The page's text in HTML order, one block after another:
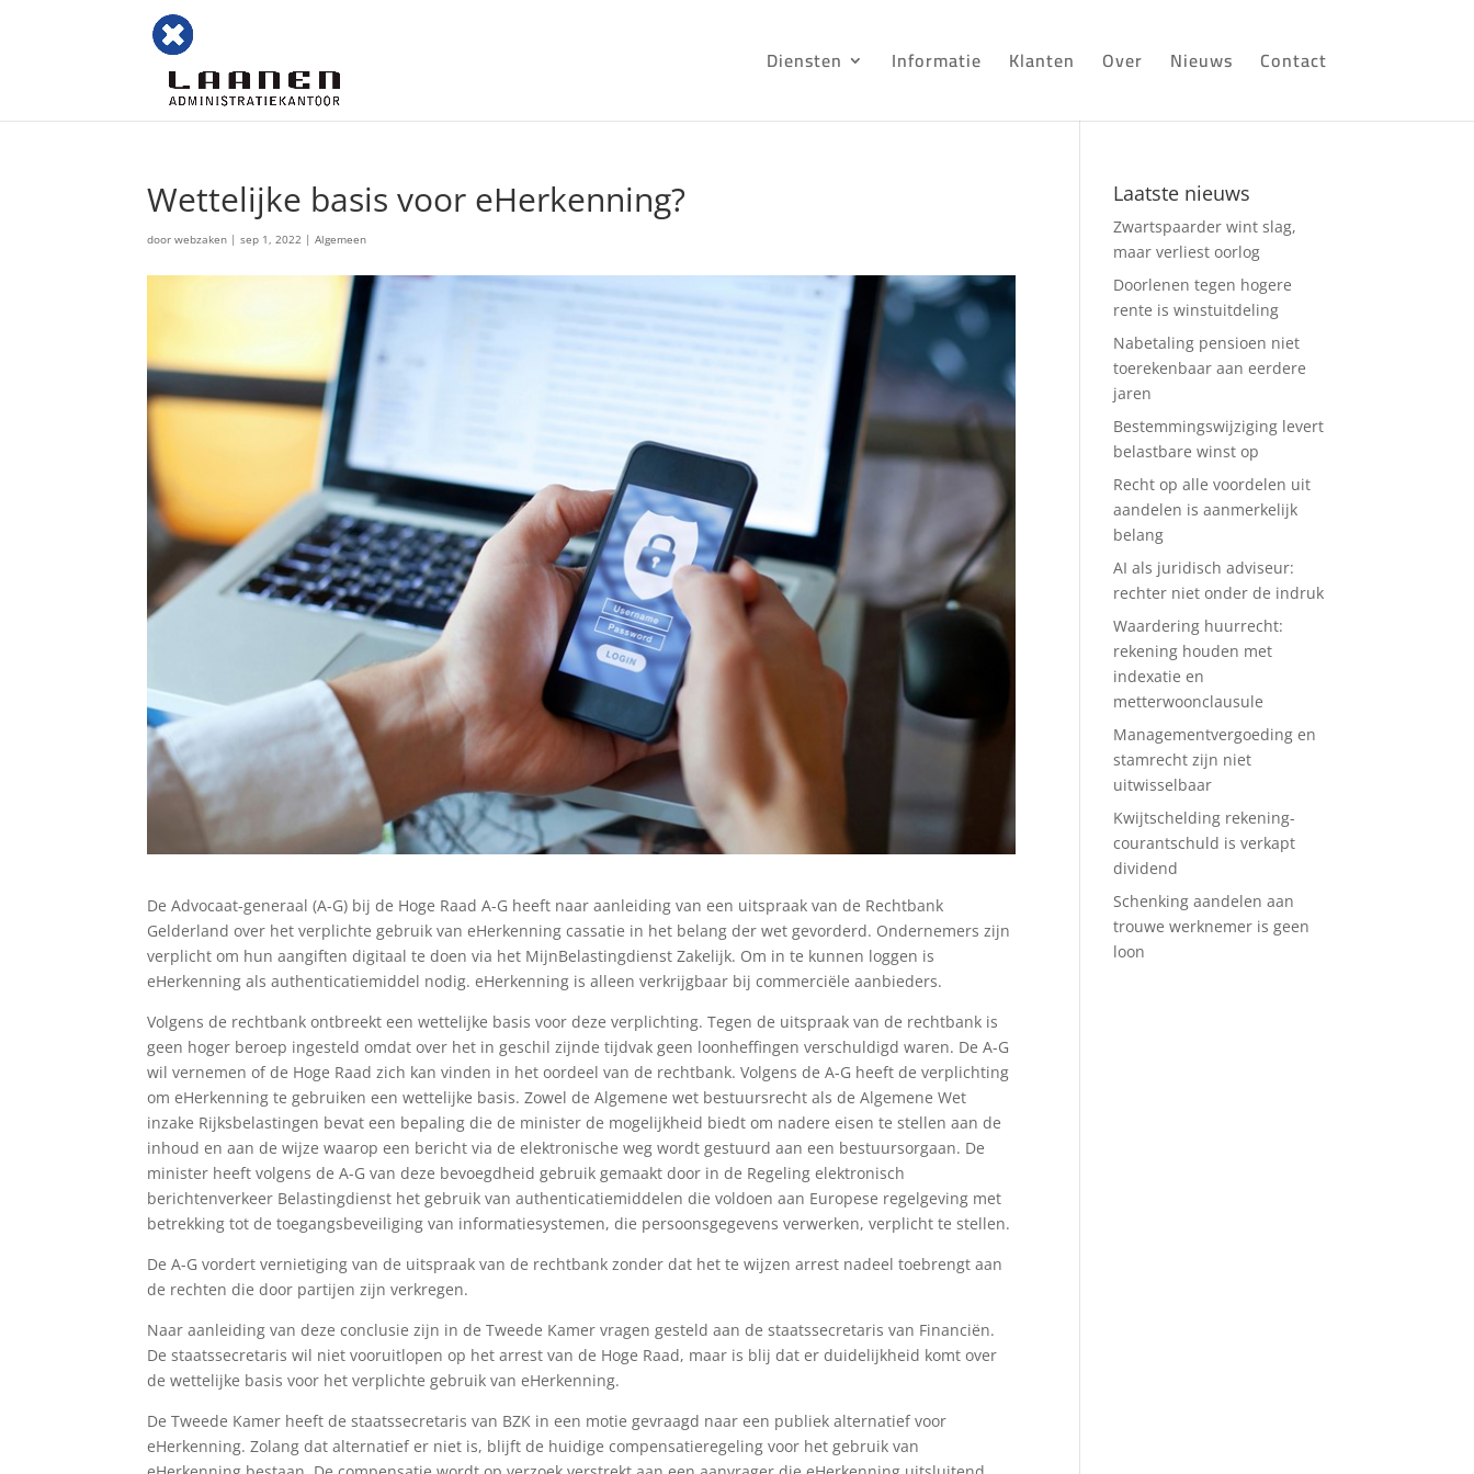
Diensten Informatie Klanten Over Nieuws Contact
Wettelijke basis voor eHerkenning?
doorwebzaken |sep 1, 2022 |Algemeen
De Advocaat-generaal (A-G) bij de Hoge Raad A-G heeft naar aanleiding van een uitspraak van de Rechtbank
Gelderland over het verplichte gebruik van eHerkenning cassatie in het belang der wet gevorderd. Ondernemers zijn
verplicht om hun aangiften digitaal te doen via het MijnBelastingdienst Zakelijk. Om in te kunnen loggen is
eHerkenning als authenticatiemiddel nodig. eHerkenning is alleen verkrijgbaar bij commerciële aanbieders.
Volgens de rechtbank ontbreekt een wettelijke basis voor deze verplichting. Tegen de uitspraak van de rechtbank is
geen hoger beroep ingesteld omdat over het in geschil zijnde tijdvak geen loonheffingen verschuldigd waren. De A-G
wil vernemen of de Hoge Raad zich kan vinden in het oordeel van de rechtbank. Volgens de A-G heeft de verplichting
om eHerkenning te gebruiken een wettelijke basis. Zowel de Algemene wet bestuursrecht als de Algemene Wet
inzake Rijksbelastingen bevat een bepaling die de minister de mogelijkheid biedt om nadere eisen te stellen aan de
inhoud en aan de wijze waarop een bericht via de elektronische weg wordt gestuurd aan een bestuursorgaan. De
minister heeft volgens de A-G van deze bevoegdheid gebruik gemaakt door in de Regeling elektronisch
berichtenverkeer Belastingdienst het gebruik van authenticatiemiddelen die voldoen aan Europese regelgeving met
betrekking tot de toegangsbeveiliging van informatiesystemen, die persoonsgegevens verwerken, verplicht te stellen.
De A-G vordert vernietiging van de uitspraak van de rechtbank zonder dat het te wijzen arrest nadeel toebrengt aan
de rechten die door partijen zijn verkregen.
Naar aanleiding van deze conclusie zijn in de Tweede Kamer vragen gesteld aan de staatssecretaris van Financiën.
De staatssecretaris wil niet vooruitlopen op het arrest van de Hoge Raad, maar is blij dat er duidelijkheid komt over
de wettelijke basis voor het verplichte gebruik van eHerkenning.
De Tweede Kamer heeft de staatssecretaris van BZK in een motie gevraagd naar een publiek alternatief voor
eHerkenning. Zolang dat alternatief er niet is, blijft de huidige compensatieregeling voor het gebruik van
Laatste nieuws
Zwartspaarder wint slag,
maar verliest oorlog
Doorlenen tegen hogere
rente is winstuitdeling
Nabetaling pensioen niet
toerekenbaar aan eerdere
jaren
Bestemmingswijziging levert
belastbare winst op
Recht op alle voordelen uit
aandelen is aanmerkelijk
belang
AI als juridisch adviseur:
rechter niet onder de indruk
Waardering huurrecht:
rekening houden met
indexatie en
metterwoonclausule
Managementvergoeding en
stamrecht zijn niet
uitwisselbaar
Kwijtschelding rekening-
courantschuld is verkapt
dividend
Schenking aandelen aan
trouwe werknemer is geen
loon